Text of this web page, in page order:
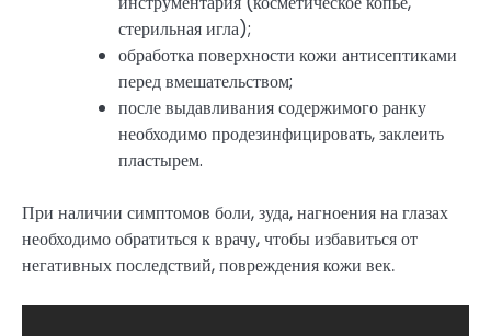
стерильная игла);
обработка поверхности кожи антисептиками
перед вмешательством;
после выдавливания содержимого ранку
необходимо продезинфицировать, заклеить
пластырем.
При наличии симптомов боли, зуда, нагноения на глазах
необходимо обратиться к врачу, чтобы избавиться от
негативных последствий, повреждения кожи век.